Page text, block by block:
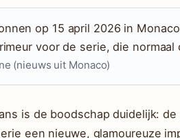
op 15 april 2026 in
voor de serie, die
(nieuws uit Monaco)
is de boodschap duidelijk:
een nieuwe, glamoureuze